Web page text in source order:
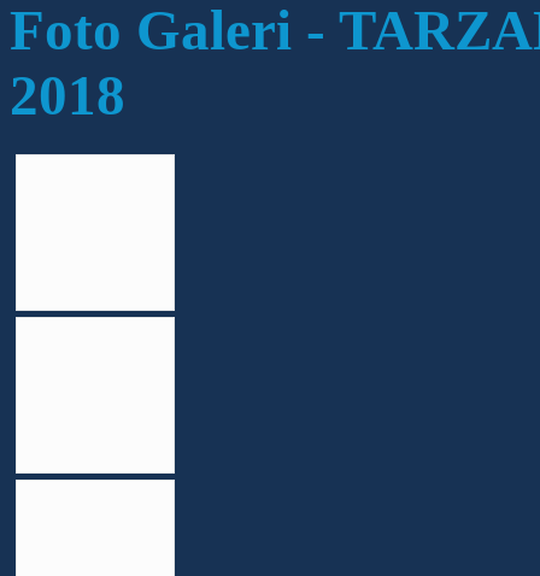
Foto Galeri -
2018